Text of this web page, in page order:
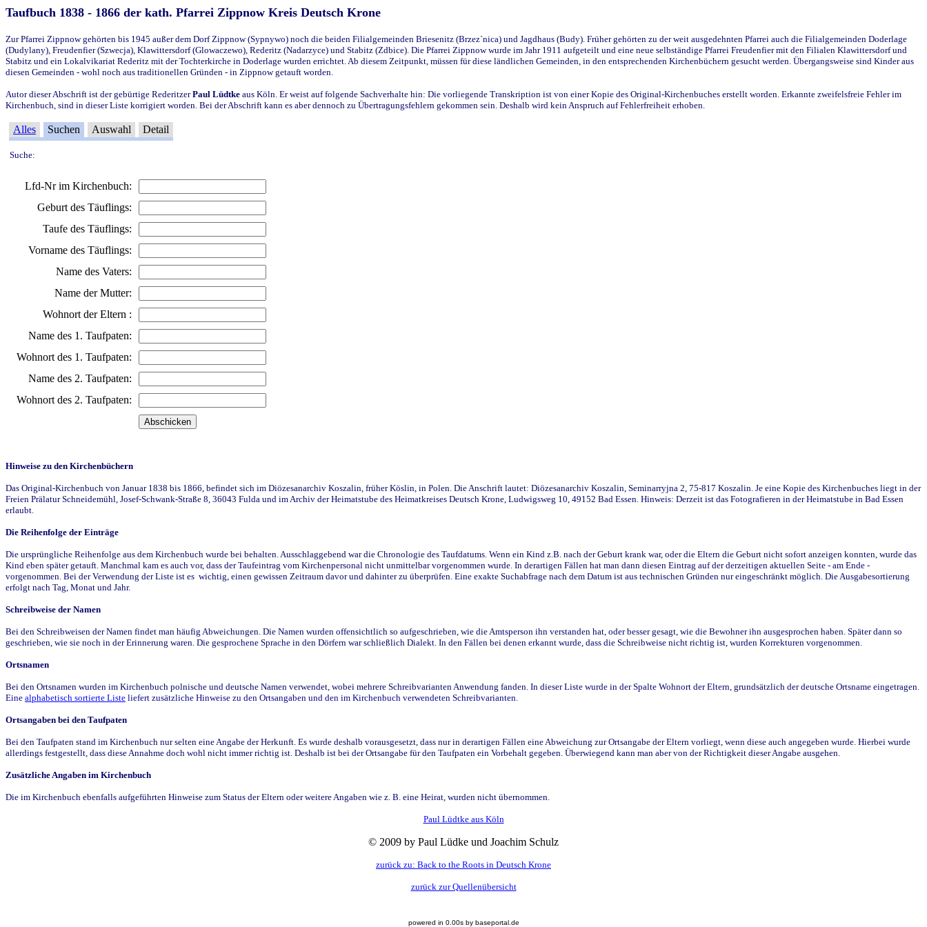
Taufbuch 1838 - 1866 der kath. Pfarrei Zippnow Kreis Deutsch Krone
Zur Pfarrei Zippnow gehörten bis 1945 außer dem Dorf Zippnow (Sypnywo) noch die beiden Filialgemeinden Briesenitz (Brzez`nica) und Jagdhaus (Budy). Früher gehörten zu der weit ausgedehnten Pfarrei auch die Filialgemeinden Doderlage
(Dudylany), Freudenfier (Szwecja), Klawittersdorf (Glowaczewo), Rederitz (Nadarzyce) und Stabitz (Zdbice). Die Pfarrei Zippnow wurde im Jahr 1911 aufgeteilt und eine neue selbständige Pfarrei Freudenfier mit den Filialen Klawittersdorf und
Stabitz und ein Lokalvikariat Rederitz mit der Tochterkirche in Doderlage wurden errichtet. Ab diesem Zeitpunkt, müssen für diese ländlichen Gemeinden, in den entsprechenden Kirchenbüchern gesucht werden. Übergangsweise sind Kinder aus
diesen Gemeinden - wohl noch aus traditionellen Gründen - in Zippnow getauft worden.
Autor dieser Abschrift ist der gebürtige RederitzerPaul Lüdtke aus Köln. Er weist auf folgende Sachverhalte hin: Die vorliegende Transkription ist von einer Kopie des Original-Kirchenbuches erstellt worden. Erkannte zweifelsfreie Fehler im
Kirchenbuch, sind in dieser Liste korrigiert worden. Bei der Abschrift kann es aber dennoch zu Übertragungsfehlern gekommen sein. Deshalb wird kein Anspruch auf Fehlerfreiheit erhoben.
Alles Suchen Auswahl Detail
Suche:
Lfd-Nr im Kirchenbuch:
Geburt des Täuflings:
Taufe des Täuflings:
Vorname des Täuflings:
Name des Vaters:
Name der Mutter:
Wohnort der Eltern :
Name des 1. Taufpaten:
Wohnort des 1. Taufpaten:
Name des 2. Taufpaten:
Wohnort des 2. Taufpaten:
Hinweise zu den Kirchenbüchern
Das Original-Kirchenbuch von Januar 1838 bis 1866, befindet sich im Diözesanarchiv Koszalin, früher Köslin, in Polen. Die Anschrift lautet: Diözesanarchiv Koszalin, Seminarryjna 2, 75-817 Koszalin. Je eine Kopie des Kirchenbuches liegt in der
Freien Prälatur Schneidemühl, Josef-Schwank-Straße 8, 36043 Fulda und im Archiv der Heimatstube des Heimatkreises Deutsch Krone, Ludwigsweg 10, 49152 Bad Essen. Hinweis: Derzeit ist das Fotografieren in der Heimatstube in Bad Essen
erlaubt.
Die Reihenfolge der Einträge
Die ursprüngliche Reihenfolge aus dem Kirchenbuch wurde bei behalten. Ausschlaggebend war die Chronologie des Taufdatums. Wenn ein Kind z.B. nach der Geburt krank war, oder die Eltern die Geburt nicht sofort anzeigen konnten, wurde das
Kind eben später getauft. Manchmal kam es auch vor, dass der Taufeintrag vom Kirchenpersonal nicht unmittelbar vorgenommen wurde. In derartigen Fällen hat man dann diesen Eintrag auf der derzeitigen aktuellen Seite - am Ende -
vorgenommen. Bei der Verwendung der Liste ist es wichtig, einen gewissen Zeitraum davor und dahinter zu überprüfen. Eine exakte Suchabfrage nach dem Datum ist aus technischen Gründen nur eingeschränkt möglich. Die Ausgabesortierung
erfolgt nach Tag, Monat und Jahr.
Schreibweise der Namen
Bei den Schreibweisen der Namen findet man häufig Abweichungen. Die Namen wurden offensichtlich so aufgeschrieben, wie die Amtsperson ihn verstanden hat, oder besser gesagt, wie die Bewohner ihn ausgesprochen haben. Später dann so
geschrieben, wie sie noch in der Erinnerung waren. Die gesprochene Sprache in den Dörfern war schließlich Dialekt. In den Fällen bei denen erkannt wurde, dass die Schreibweise nicht richtig ist, wurden Korrekturen vorgenommen.
Ortsnamen
Bei den Ortsnamen wurden im Kirchenbuch polnische und deutsche Namen verwendet, wobei mehrere Schreibvarianten Anwendung fanden. In dieser Liste wurde in der Spalte Wohnort der Eltern, grundsätzlich der deutsche Ortsname eingetragen.
Eine alphabetisch sortierte Liste liefert zusätzliche Hinweise zu den Ortsangaben und den im Kirchenbuch verwendeten Schreibvarianten.
Ortsangaben bei den Taufpaten
Bei den Taufpaten stand im Kirchenbuch nur selten eine Angabe der Herkunft. Es wurde deshalb vorausgesetzt, dass nur in derartigen Fällen eine Abweichung zur Ortsangabe der Eltern vorliegt, wenn diese auch angegeben wurde. Hierbei wurde
allerdings festgestellt, dass diese Annahme doch wohl nicht immer richtig ist. Deshalb ist bei der Ortsangabe für den Taufpaten ein Vorbehalt gegeben. Überwiegend kann man aber von der Richtigkeit dieser Angabe ausgehen.
Zusätzliche Angaben im Kirchenbuch
Die im Kirchenbuch ebenfalls aufgeführten Hinweise zum Status der Eltern oder weitere Angaben wie z. B. eine Heirat, wurden nicht übernommen.
Paul Lüdtke aus Köln
© 2009 by Paul Lüdke und Joachim Schulz
zurück zu: Back to the Roots in Deutsch Krone
zurück zur Quellenübersicht
powered in 0.00s by baseportal.de